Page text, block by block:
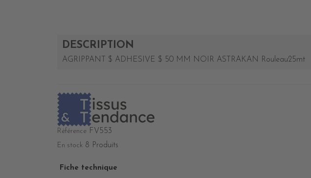
DESCRIPTION
AGRIPPANT $ ADHESIVE $ 50 MM NOIR ASTRAKAN Rouleau25mt
Référence FV553
En stock 8 Produits
Fiche technique